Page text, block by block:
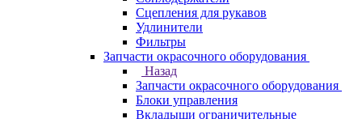
Сцепления для рукавов
Удлинители
Фильтры
Запчасти окрасочного оборудования
Назад
Запчасти окрасочного оборудования
Блоки управления
Вкладыши ограничительные